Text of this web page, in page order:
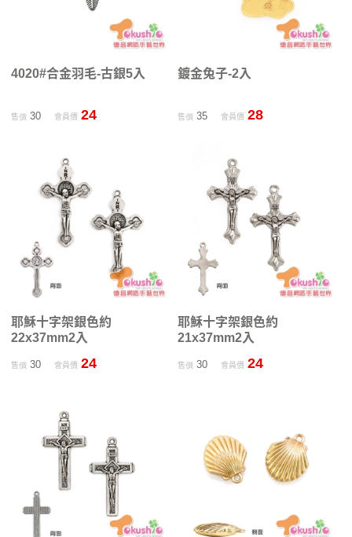
4020#合金羽毛-古銀5入
售價30 會員價 24
鍍金兔子-2入
售價 35 會員價 28
耶穌十字架銀色約
22x37mm2入
售價30 會員價 24
耶穌十字架銀色約
21x37mm2入
售價 30 會員價 24